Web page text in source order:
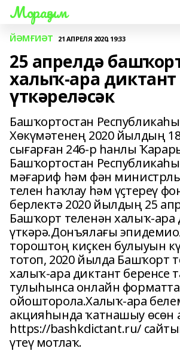
Мораҙым
ЙӘМҒИӘТ 21 АПРЕЛЯ 2020, 19:33
25 апрелдә
халыҡ-ара диктант
үткәреләсәк
Башҡортостан Республикаһы
Хөкүмәтенең 2020 йылдың
сығарған 246-р һанлы
Башҡортостан
мәғариф һәм фән
телен һаҡлау һәм үҫтереү
берлектә 2020 йылдың 25
Башҡорт теленән халыҡ-ара
үткәрә.Донъялағы
тороштоң киҫкен булыуын
тотоп, 2020 йылда Башҡорт
халыҡ-ара диктант беренсе
тулыһынса онлайн форматта
ойошторола.Халыҡ-ара
акцияһында ҡатнашыу өсөн
https://bashkdictant.ru/
үтеү мотлаҡ.